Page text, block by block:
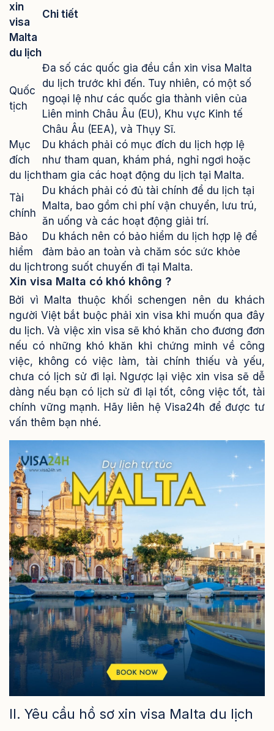
xin
visa
Malta
du lịch
Chi tiết
Quốc
tịch
Đa số các quốc gia đều cần xin visa Malta
du lịch trước khi đến. Tuy nhiên, có một số
ngoại lệ như các quốc gia thành viên của
Liên minh Châu Âu (EU), Khu vực Kinh tế
Châu Âu (EEA), và Thụy Sĩ.
Mục
đích
du lịch
Du khách phải có mục đích du lịch hợp lệ
như tham quan, khám phá, nghỉ ngơi hoặc
tham gia các hoạt động du lịch tại Malta.
Tài
chính
Du khách phải có đủ tài chính để du lịch tại
Malta, bao gồm chi phí vận chuyển, lưu trú,
ăn uống và các hoạt động giải trí.
Bảo
hiểm
du lịch
Du khách nên có bảo hiểm du lịch hợp lệ để
đảm bảo an toàn và chăm sóc sức khỏe
trong suốt chuyến đi tại Malta.
Xin visa Malta có khó không ?
Bởi vì Malta thuộc khối schengen nên du khách
người Việt bắt buộc phải xin visa khi muốn qua đây
du lịch. Và việc xin visa sẽ khó khăn cho đương đơn
nếu có những khó khăn khi chứng minh về công
việc, không có việc làm, tài chính thiếu và yếu,
chưa có lịch sử đi lại. Ngược lại việc xin visa sẽ dễ
dàng nếu bạn có lịch sử đi lại tốt, công việc tốt, tài
chính vững mạnh. Hãy liên hệ Visa24h để được tư
vấn thêm bạn nhé.
II. Yêu cầu hồ sơ xin visa Malta du lịch